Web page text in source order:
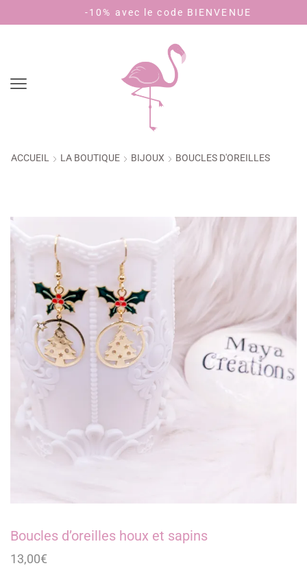
-10% avec le code BIENVENUE
ACCUEIL LA BOUTIQUE BIJOUX BOUCLES D'OREILLES
Boucles d’oreilles houx et sapins
13,00€